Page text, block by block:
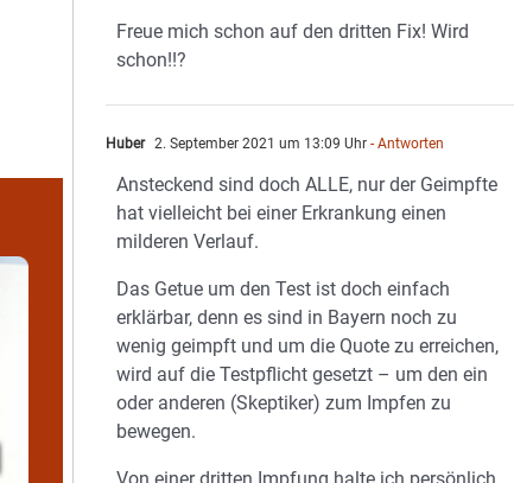
Freue mich schon auf den dritten Fix! Wird
schon!!?
Huber 2. September 2021 um 13:09 Uhr - Antworten
Ansteckend sind doch ALLE, nur der Geimpfte
hat vielleicht bei einer Erkrankung einen
milderen Verlauf.
Das Getue um den Test ist doch einfach
erklärbar, denn es sind in Bayern noch zu
wenig geimpft und um die Quote zu erreichen,
wird auf die Testpflicht gesetzt – um den ein
oder anderen (Skeptiker) zum Impfen zu
bewegen.